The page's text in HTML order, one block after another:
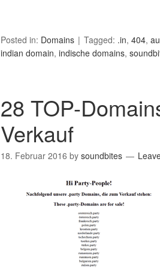
Posted in: Domains Tagged: .in, 404,
indian domain, indische domains,
28 TOP-
Verkauf
18. Februar 2016 by soundbites